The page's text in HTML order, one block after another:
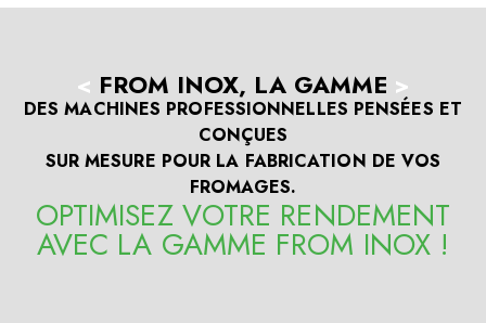
< FROM INOX, LA GAMME >
DES MACHINES PROFESSIONNELLES PENSÉES ET
CONÇUES
SUR MESURE POUR LA FABRICATION DE VOS
FROMAGES.
OPTIMISEZ VOTRE RENDEMENT
AVEC LA GAMME FROM INOX !